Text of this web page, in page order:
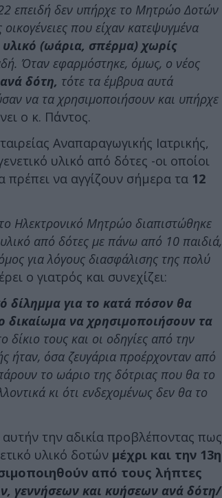
επειδή δεν υπήρχε το Μητρώο Δοτών
που είχαν κατεψυγμένα
(ωάρια, σπέρμα) χωρίς
Όταν εφαρμόστηκε, όμως, ο νέος
δότη, τότε τα έμβρυα αυτά
να τα χρησιμοποιήσουν και υπήρχε
ο κ. Πάντος.
Αναπαραγωγικής Ιατρικής,
υλικό από δότες -οι οποίοι
πρέπει να αγγίζουν σήμερα τα 12
Ηλεκτρονικό Μητρώο διαπιστώθηκε
από δότες με πάνω από 10 παιδιά,
για λόγους διασφάλισης της πολύ
ο γιατρός και συνεχίζει:
δίλημμα για το κατά πόσον θα
δικαίωμα να χρησιμοποιήσουν τα
τους και οι οδηγίες από την
ήταν, όσα ζευγάρια προέρχονταν από
το ωάριο της δότριας που θα το
κι ότι ενδεχομένως δεν θα το
την αδικία προβλέποντας πως
υλικό δοτών μέχρι και την 13η
από τους λήπτες
γεννήσεων και κυήσεων ανά δότη/